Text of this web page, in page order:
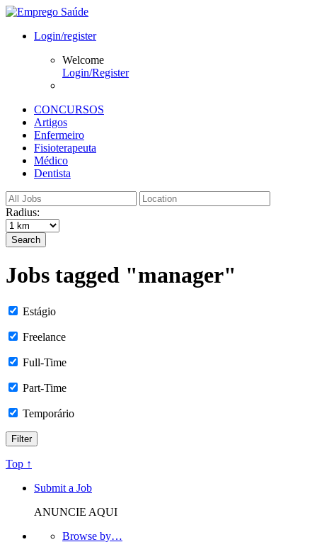
Login/register
Welcome
Login/Register
CONCURSOS
Artigos
Enfermeiro
Fisioterapeuta
Médico
Dentista
Radius:
Search
Jobs tagged "manager"
Estágio
Freelance
Full-Time
Part-Time
Temporário
Top ↑
Submit a Job
ANUNCIE AQUI
Browse by…